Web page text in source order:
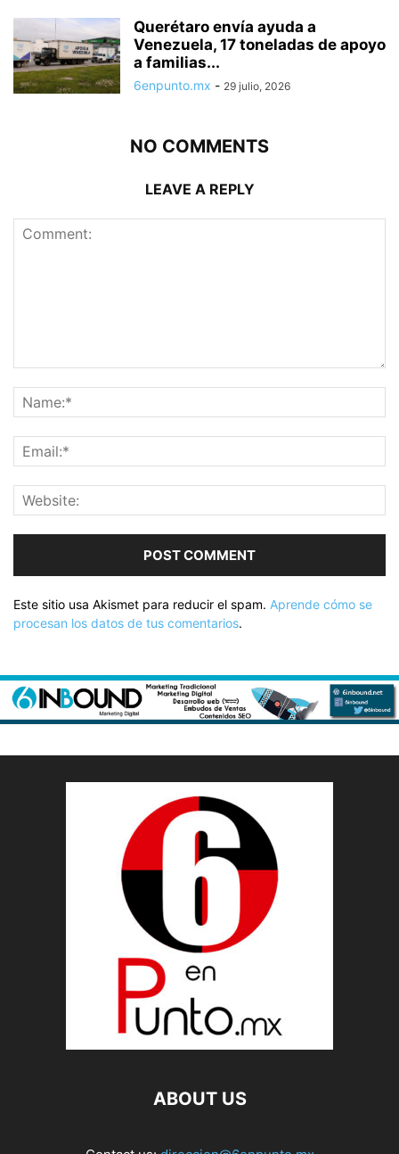
Querétaro envía ayuda a
Venezuela, 17 toneladas de apoyo
a familias...
6enpunto.mx - 29 julio, 2026
NO COMMENTS
LEAVE A REPLY
Este sitio usa Akismet para reducir el spam. Aprende cómo se
procesan los datos de tus comentarios.
ABOUT US